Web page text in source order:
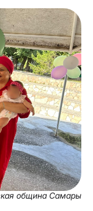
община Самары